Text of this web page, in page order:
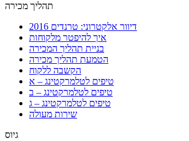
תהליך מכירה
דיוור אלקטרוני: טרנדים 2016
איך להיפטר מלקוחות
בניית תהליך המכירה
הטמעת תהליך מכירה
הקשבה ללקוח
טיפים לטלמרקטינג – א
טיפים לטלמרקטינג – ב
טיפים לטלמרקטינג – ג
שירות מעולה
גיוס